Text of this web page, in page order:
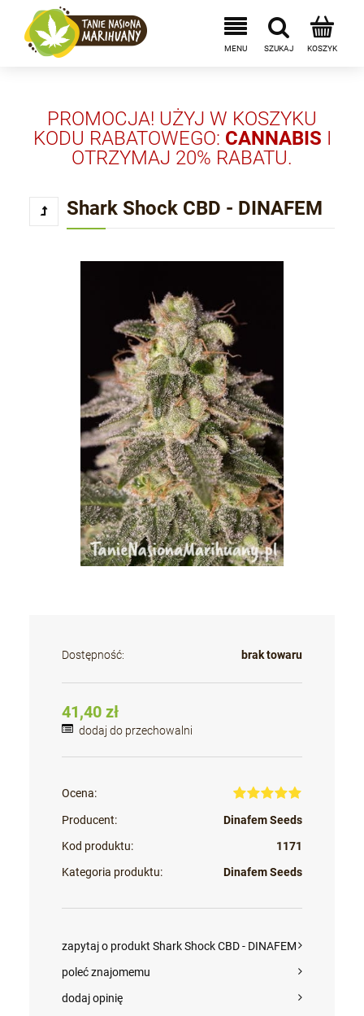
PROMOCJA! UŻYJ W KOSZYKU
KODU RABATOWEGO: CANNABIS I
OTRZYMAJ 20% RABATU.
Shark Shock CBD - DINAFEM
Dostępność: brak towaru
41,40 zł
dodaj do przechowalni
Ocena:
Producent:
Dinafem Seeds
Kod produktu:
1171
Kategoria produktu:
Dinafem Seeds
zapytaj o produkt Shark Shock CBD - DINAFEM
poleć znajomemu
dodaj opinię